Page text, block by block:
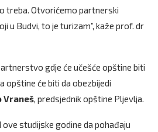
treba. Otvorićemo partnerski
u Budvi, to je turizam”, kaže prof. dr
gdje će učešće opštine biti
opštine će biti da obezbijedi
Vraneš, predsjednik opštine Pljevlja.
studijske godine da pohađaju